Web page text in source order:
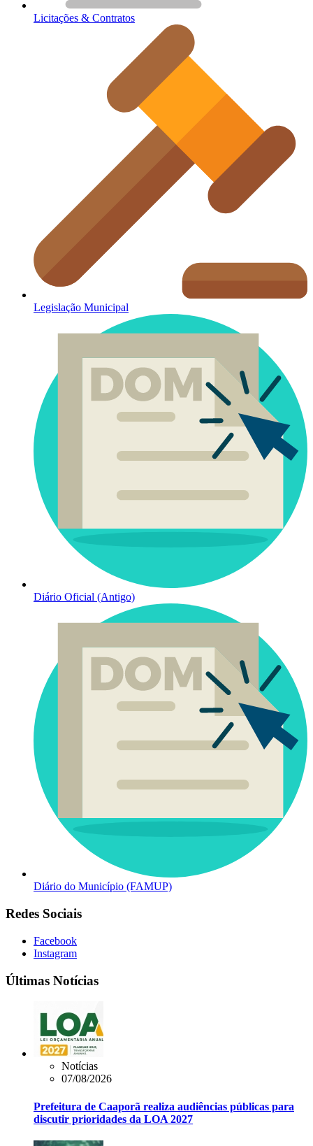
Licitações & Contratos
Legislação Municipal
Diário Oficial (Antigo)
Diário do Município (FAMUP)
Redes Sociais
Facebook
Instagram
Últimas Notícias
Notícias
07/08/2026
Prefeitura de Caaporã realiza audiências públicas para
discutir prioridades da LOA 2027